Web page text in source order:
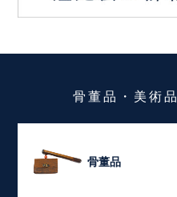
骨董品・美術品
骨董品